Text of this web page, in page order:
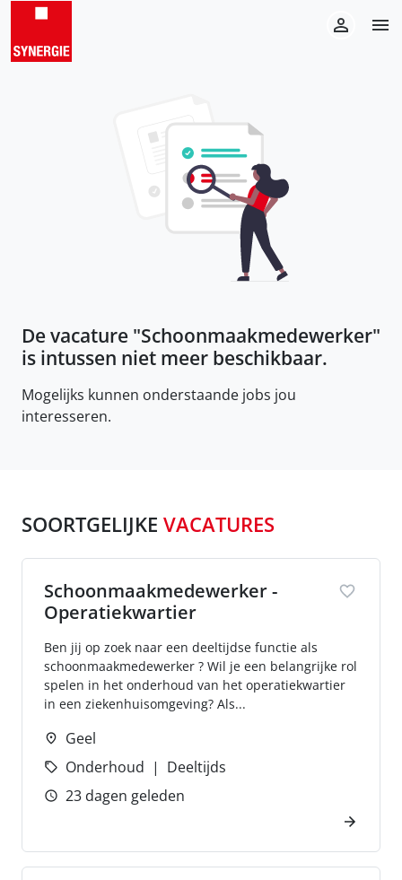
De vacature "Schoonmaakmedewerker"
is intussen niet meer beschikbaar.
Mogelijks kunnen onderstaande jobs jou
interesseren.
SOORTGELIJKE VACATURES
Schoonmaakmedewerker -
Operatiekwartier
Ben jij op zoek naar een deeltijdse functie als
schoonmaakmedewerker ? Wil je een belangrijke rol
spelen in het onderhoud van het operatiekwartier
in een ziekenhuisomgeving? Als...
Geel
Onderhoud
Deeltijds
23 dagen geleden